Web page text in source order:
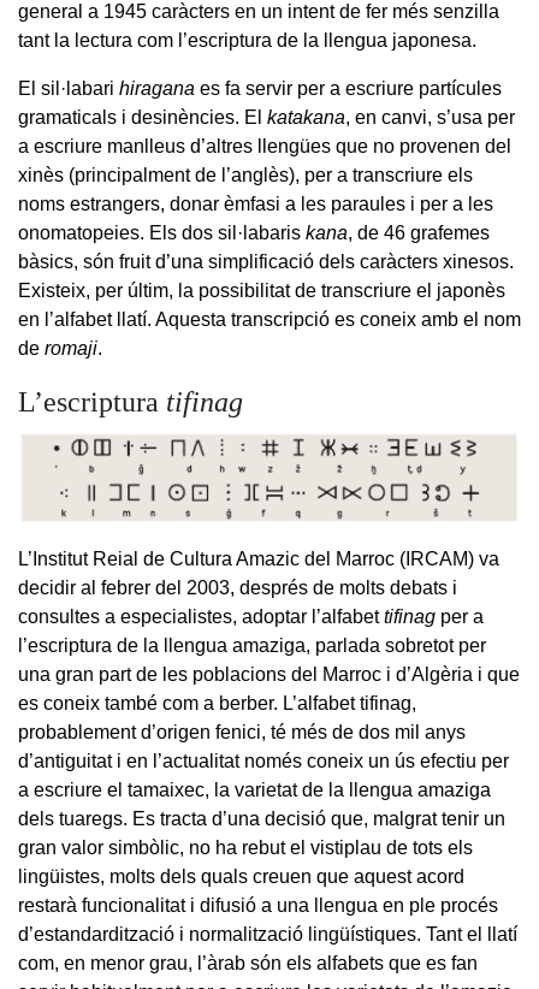
general a 1945 caràcters en un intent de fer més senzilla
tant la lectura com l’escriptura de la llengua japonesa.
El sil·labari hiragana es fa servir per a escriure partícules
gramaticals i desinències. El katakana, en canvi, s’usa per
a escriure manlleus d’altres llengües que no provenen del
xinès (principalment de l’anglès), per a transcriure els
noms estrangers, donar èmfasi a les paraules i per a les
onomatopeies. Els dos sil·labaris kana, de 46 grafemes
bàsics, són fruit d’una simplificació dels caràcters xinesos.
Existeix, per últim, la possibilitat de transcriure el japonès
en l’alfabet llatí. Aquesta transcripció es coneix amb el nom
de romaji.
L’escriptura tifinag
L’Institut Reial de Cultura Amazic del Marroc (IRCAM) va
decidir al febrer del 2003, després de molts debats i
consultes a especialistes, adoptar l’alfabettifinag per a
l’escriptura de la llengua amaziga, parlada sobretot per
una gran part de les poblacions del Marroc i d’Algèria i que
es coneix també com a berber. L’alfabet tifinag,
probablement d’origen fenici, té més de dos mil anys
d’antiguitat i en l’actualitat només coneix un ús efectiu per
a escriure el tamaixec, la varietat de la llengua amaziga
dels tuaregs. Es tracta d’una decisió que, malgrat tenir un
gran valor simbòlic, no ha rebut el vistiplau de tots els
lingüistes, molts dels quals creuen que aquest acord
restarà funcionalitat i difusió a una llengua en ple procés
d’estandardització i normalització lingüístiques. Tant el llatí
com, en menor grau, l’àrab són els alfabets que es fan